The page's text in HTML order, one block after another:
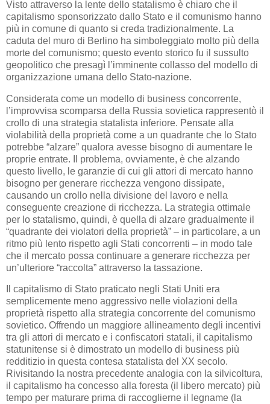
Visto attraverso la lente dello statalismo è chiaro che il
capitalismo sponsorizzato dallo Stato e il comunismo hanno
più in comune di quanto si creda tradizionalmente. La
caduta del muro di Berlino ha simboleggiato molto più della
morte del comunismo; questo evento storico fu il sussulto
geopolitico che presagì l’imminente collasso del modello di
organizzazione umana dello Stato-nazione.
Considerata come un modello di business concorrente,
l’improvvisa scomparsa della Russia sovietica rappresentò il
crollo di una strategia statalista inferiore. Pensate alla
violabilità della proprietà come a un quadrante che lo Stato
potrebbe “alzare” qualora avesse bisogno di aumentare le
proprie entrate. Il problema, ovviamente, è che alzando
questo livello, le garanzie di cui gli attori di mercato hanno
bisogno per generare ricchezza vengono dissipate,
causando un crollo nella divisione del lavoro e nella
conseguente creazione di ricchezza. La strategia ottimale
per lo statalismo, quindi, è quella di alzare gradualmente il
“quadrante dei violatori della proprietà” – in particolare, a un
ritmo più lento rispetto agli Stati concorrenti – in modo tale
che il mercato possa continuare a generare ricchezza per
un’ulteriore “raccolta” attraverso la tassazione.
Il capitalismo di Stato praticato negli Stati Uniti era
semplicemente meno aggressivo nelle violazioni della
proprietà rispetto alla strategia concorrente del comunismo
sovietico. Offrendo un maggiore allineamento degli incentivi
tra gli attori di mercato e i confiscatori statali, il capitalismo
statunitense si è dimostrato un modello di business più
redditizio in questa contesa statalista del XX secolo.
Rivisitando la nostra precedente analogia con la silvicoltura,
il capitalismo ha concesso alla foresta (il libero mercato) più
tempo per maturare prima di raccoglierne il legname (la